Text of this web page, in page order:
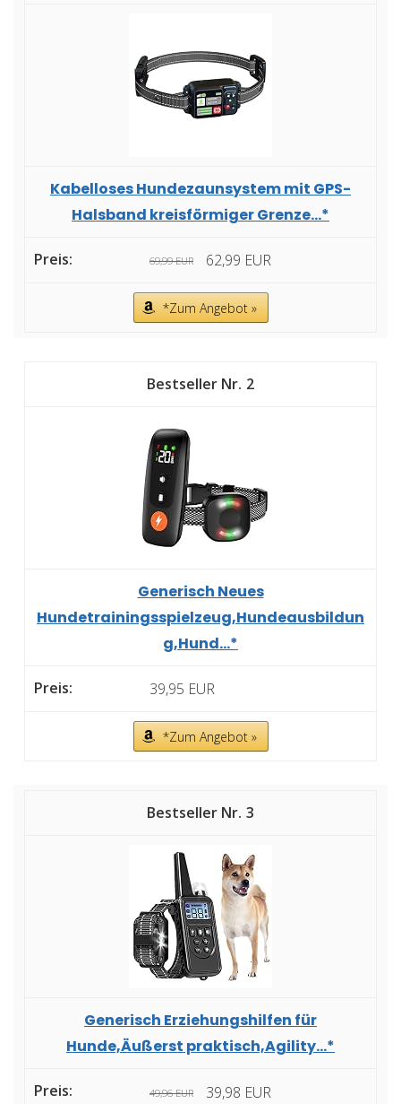
Kabelloses Hundezaunsystem mit GPS-
Halsband kreisförmiger Grenze...*
69,99 EUR 62,99 EUR
*Zum Angebot »
2
Generisch Neues
Hundetrainingsspielzeug,Hundeausbildun
g,Hund...*
39,95 EUR
*Zum Angebot »
3
Generisch Erziehungshilfen für
Hunde,Äußerst praktisch,Agility...*
49,96 EUR 39,98 EUR